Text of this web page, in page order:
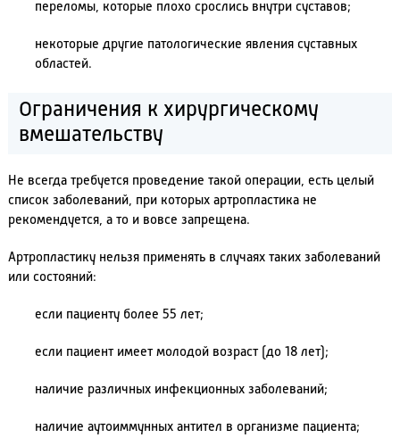
переломы, которые плохо срослись внутри суставов;
некоторые другие патологические явления суставных
областей.
Ограничения к хирургическому
вмешательству
Не всегда требуется проведение такой операции, есть целый
список заболеваний, при которых артропластика не
рекомендуется, а то и вовсе запрещена.
Артропластику нельзя применять в случаях таких заболеваний
или состояний:
если пациенту более 55 лет;
если пациент имеет молодой возраст (до 18 лет);
наличие различных инфекционных заболеваний;
наличие аутоиммунных антител в организме пациента;